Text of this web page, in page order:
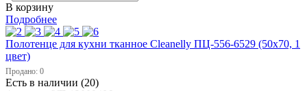
В корзину
Подробнее
Полотенце для кухни тканное Cleanelly ПЦ-556-6529 (50х70, 1
цвет)
Продано: 0
Есть в наличии (20)